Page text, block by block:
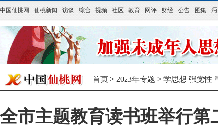
中国仙桃网 仙桃新闻 访谈 综合 视频 社区 教育 网评 财经 公告 图集
首页 > 2023年专题 > 学思想 强党性
全市主题教育读书班举行